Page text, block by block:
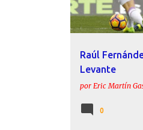
Raúl
Levante
por Eric Martín
0